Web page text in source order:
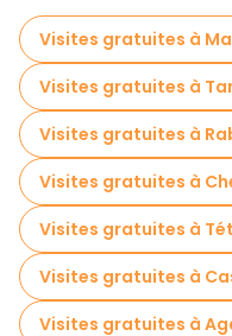
Visites pour petits
Visites de marchés en
Visites de
Excursions d'une
Tours à vélo à Fès
Visites gratuites à
Visites gratuites à
Visites gratuites à
Visites gratuites à
Visites gratuites à
Visites gratuites à
Visites gratuites à
Visites gratuites à